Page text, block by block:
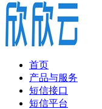
首页
产品与服务
短信接口
短信平台